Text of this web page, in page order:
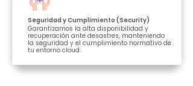
Seguridad y Cumplimiento (Security)
Garantizamos la alta disponibilidad y
recuperación ante desastres, manteniendo
la seguridad y el cumplimiento normativo de
tu entorno cloud.